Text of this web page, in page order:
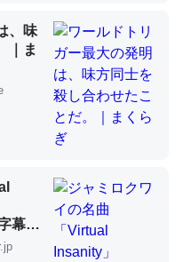
大量に使う脊椎動物と貝
だと殻を無くしてナメク
、味
｜ま
幕付